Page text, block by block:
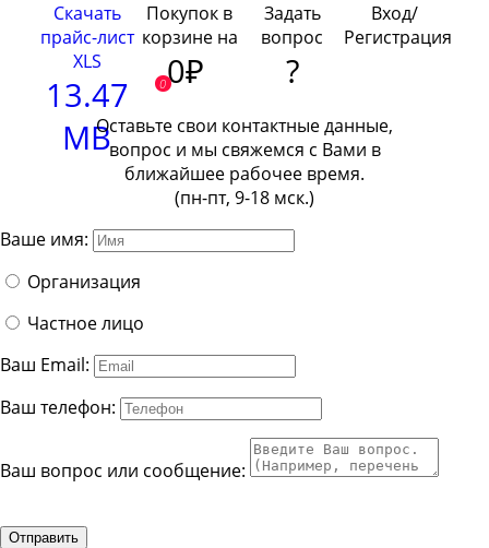
Вход/
Регистрация
Задать
вопрос
?
Покупок в
корзине на
0₽
0
Скачать
прайс-лист
XLS
13.47
MBОставьте свои контактные данные,
вопрос и мы свяжемся с Вами в
ближайшее рабочее время.
(пн-пт, 9-18 мск.)
Ваше имя:
Организация
Частное лицо
Ваш Email:
Ваш телефон:
Ваш вопрос или сообщение:
Отправить